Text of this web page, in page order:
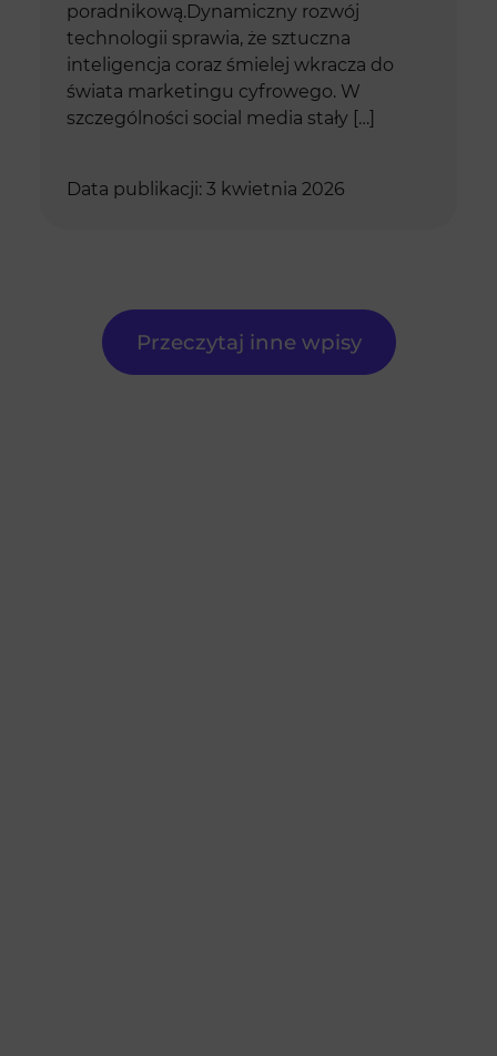
poradnikową.Dynamiczny rozwój
technologii sprawia, że sztuczna
inteligencja coraz śmielej wkracza do
świata marketingu cyfrowego. W
szczególności social media stały […]
Data publikacji: 3 kwietnia 2026
Przeczytaj inne wpisy